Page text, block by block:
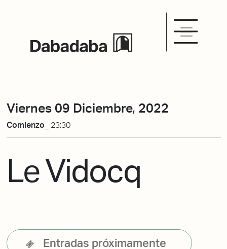
Viernes 09 Diciembre, 2022
Comienzo_ 23:30
Le Vidocq
Entradas próximamente